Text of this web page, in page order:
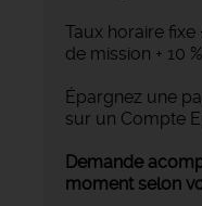
Taux horaire fixe
de mission + 10
Épargnez une
sur un Compte
Demande
moment selon